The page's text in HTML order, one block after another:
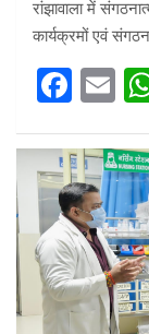
रांझावाला में
कार्यक्रमों एवं
F
ce
b
o
o
k
E
ail